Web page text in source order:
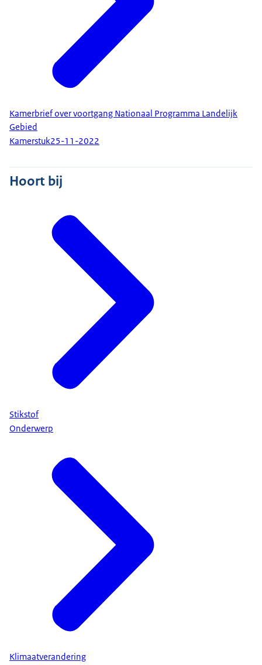
Kamerbrief over voortgang Nationaal Programma Landelijk
Gebied
Kamerstuk25-11-2022
Hoort bij
Stikstof
Onderwerp
Klimaatverandering